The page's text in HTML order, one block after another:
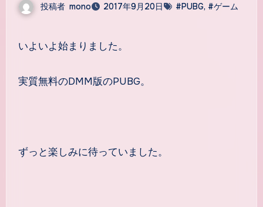
投稿者 mono 2017年9月20日 #PUBG, #ゲーム
いよいよ始まりました。
実質無料のDMM版のPUBG。
ずっと楽しみに待っていました。